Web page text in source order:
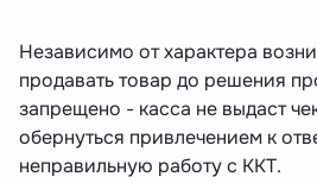
Независимо от характера
продавать товар до решения
запрещено - касса не выдаст
обернуться привлечением к
неправильную работу с ККТ.